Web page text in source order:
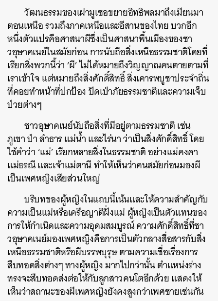
วัฒนธรรมของเผ่ามูเซอขยายอิทธิพลมาถึงเมียนมา
ตอนเหนือ รวมถึงภาคเหนือและอีสานของไทย บวกอีก
หนึ่งตัวแปรคือศาสนาผีซึ่งเป็นศาสนาพื้นเมืองของชา
วอุษาคเนย์ในสมัยก่อน การนับถือสิ่งเหนือธรรมชาติโดยที่
เรียกสิ่งพวกนี้ว่า ‘ผี’ ไม่ได้หมายถึงวิญญาณคนตายตามที่
เราเข้าใจ แต่หมายถึงสิ่งศักดิ์สิทธิ์ สิ่งเคารพบูชาประจำถิ่น
ที่คอยทำหน้าที่ปกป้อง ปัดเป่าภัยธรรมชาติและความเจ็บ
ป่วยต่างๆ
ชาวอุษาคเนย์นับถือสิ่งที่มีอยู่ตามธรรมชาติ เช่น
ภูเขา ป่า ลำธาร แม่น้ำ และไร่นา ว่าเป็นสิ่งศักดิ์สิทธิ์ โดย
ใช้คำว่า ‘แม่’ เรียกหลายสิ่งในธรรมชาติ อย่างแม่คงคา
แม่ธรณี และเจ้าแม่ตานี ทำให้เห็นว่าคนสมัยก่อนมองผี
เป็นเพศหญิงเสียส่วนใหญ่
บริบทของผู้หญิงในแถบนี้เน้นและให้ความสำคัญกับ
ความเป็นแม่หรือเครือญาติฝั่งแม่ ผู้หญิงเป็นตัวแทนของ
การให้กำเนิดและความอุดมสมบูรณ์ ความศักดิ์สิทธิ์ที่ชา
วอุษาคเนย์มองเพศหญิงคือการเป็นตัวกลางสื่อสารกับสิ่ง
เหนือธรรมชาติหรือผีบรรพบุรุษ ตามความเชื่อเรื่องการ
สืบทอดสิ่งต่างๆ ทางผู้หญิง มากไปกว่านั้น ตำแหน่งร่าง
ทรงจะสืบทอดส่งต่อให้กับลูกสาวคนโตอีกด้วย แสดงให้
เห็นว่าสถานะของผีเพศหญิงยังคงสูงกว่าเพศชายเช่นกัน